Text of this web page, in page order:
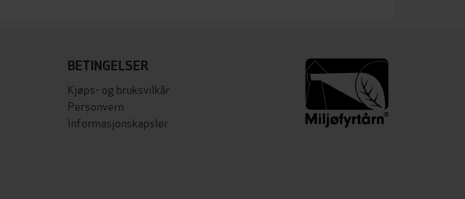
BETINGELSER
Kjøps- og bruksvilkår
Personvern
Informasjonskapsler